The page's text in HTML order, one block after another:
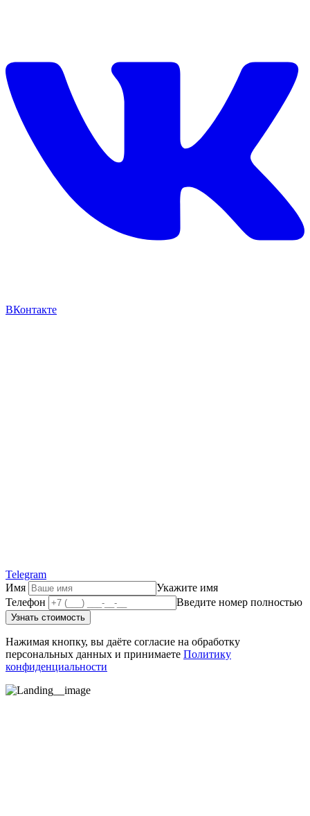
ВКонтакте
Telegram
Имя
Укажите имя
Телефон
Введите номер полностью
Узнать стоимость
Нажимая кнопку, вы даёте согласие на обработку
персональных данных и принимаете Политику
конфиденциальности